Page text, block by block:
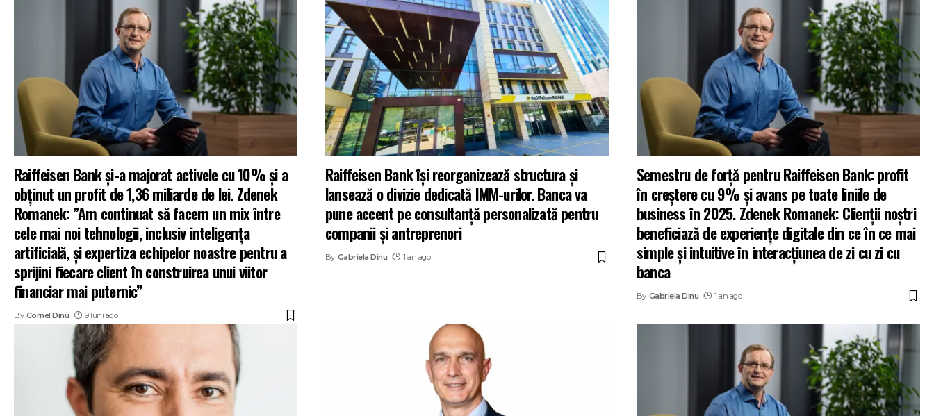
Raiffeisen Bank și-a majorat activele cu 10% și a
obținut un profit de 1,36 miliarde de lei. Zdenek
Romanek: ”Am continuat să facem un mix între
cele mai noi tehnologii, inclusiv inteligența
artificială, și expertiza echipelor noastre pentru a
sprijini fiecare client în construirea unui viitor
financiar mai puternic”
By Cornel Dinu 9 luni ago
Raiffeisen Bank își reorganizează structura și
lansează o divizie dedicată IMM-urilor. Banca va
pune accent pe consultanță personalizată pentru
companii și antreprenori
By Gabriela Dinu 1 an ago
Semestru de forță pentru Raiffeisen Bank: profit
în creștere cu 9% și avans pe toate liniile de
business în 2025. Zdenek Romanek: Clienții noștri
beneficiază de experiențe digitale din ce în ce mai
simple și intuitive în interacțiunea de zi cu zi cu
banca
By Gabriela Dinu 1 an ago